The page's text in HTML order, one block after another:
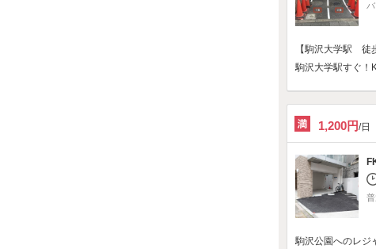
【駒沢大学駅 徒
駒沢大学駅すぐ！
1,200円/日
駒沢公園へのレジ